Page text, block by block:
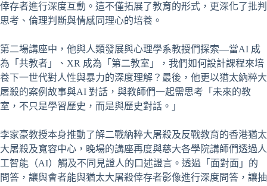
倖存者進行深度互動。這不僅拓展了教育的形式，更深化了批判
思考、倫理判斷與情感同理心的培養。
第二場講座中，他與人類發展與心理學系教授們探索—當AI 成
為「共教者」、XR 成為「第二教室」，我們如何設計課程來培
養下一世代對人性與暴力的深度理解？最後，他更以猶太納粹大
屠殺的案例故事與AI 對話，與教師們一起需思考「未來的教
室，不只是學習歷史，而是與歷史對話。」
李家豪教授本身推動了解二戰納粹大屠殺及反戰教育的香港猶太
大屠殺及寬容中心，晚場的講座再度與慈大各學院講師們透過人
工智能（AI）觸及不同見證人的口述證言。透過「面對面」的
問答，讓與會者能與猶太大屠殺倖存者影像進行深度問答，讓抽